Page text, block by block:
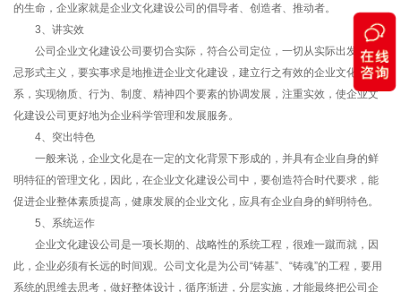
的生命，企业家就是企业文化建设公司的倡导者、创造者、推动者。
3、讲实效
公司企业文化建设公司要切合实际，符合公司定位，一切从实际出发，切
忌形式主义，要实事求是地推进企业文化建设，建立行之有效的企业文化体
系，实现物质、行为、制度、精神四个要素的协调发展，注重实效，使企业文
化建设公司更好地为企业科学管理和发展服务。
4、突出特色
一般来说，企业文化是在一定的文化背景下形成的，并具有企业自身的鲜
明特征的管理文化，因此，在企业文化建设公司中，要创造符合时代要求，能
促进企业整体素质提高，健康发展的企业文化，应具有企业自身的鲜明特色。
5、系统运作
企业文化建设公司是一项长期的、战略性的系统工程，很难一蹴而就，因
此，企业必须有长远的时间观。公司文化是为公司“铸基”、“铸魂”的工程，要用
系统的思维去思考，做好整体设计，循序渐进，分层实施，才能最终把公司企